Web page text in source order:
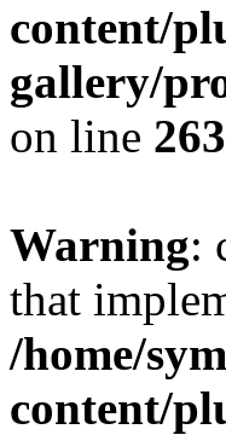
content/
gallery/
on line 263
Warning:
that
/home/
content/